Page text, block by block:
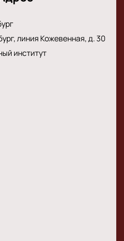
линия Кожевенная, д. 30
институт